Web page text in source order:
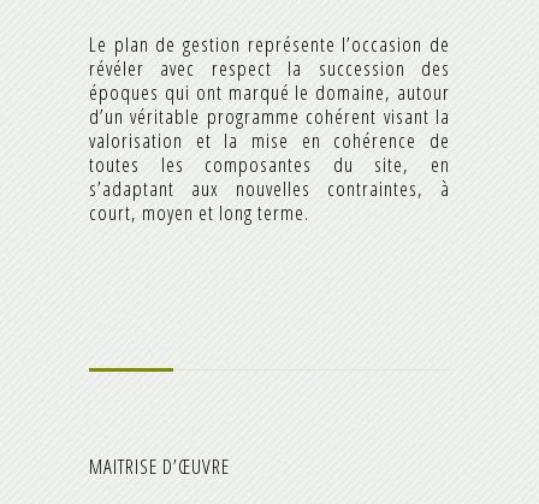
Le plan de gestion représente l’occasion de
révéler avec respect la succession des
époques qui ont marqué le domaine, autour
d’un véritable programme cohérent visant la
valorisation et la mise en cohérence de
toutes les composantes du site, en
s’adaptant aux nouvelles contraintes, à
court, moyen et long terme.
MAITRISE D’ŒUVRE